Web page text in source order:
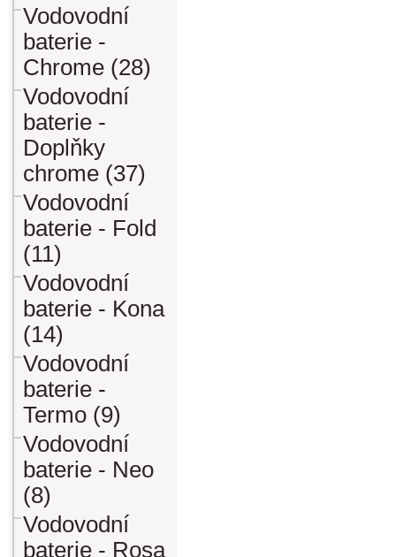
Vodovodní
baterie -
Chrome (28)
Vodovodní
baterie -
Doplňky
chrome (37)
Vodovodní
baterie - Fold
(11)
Vodovodní
baterie - Kona
(14)
Vodovodní
baterie -
Termo (9)
Vodovodní
baterie - Neo
(8)
Vodovodní
baterie - Rosa